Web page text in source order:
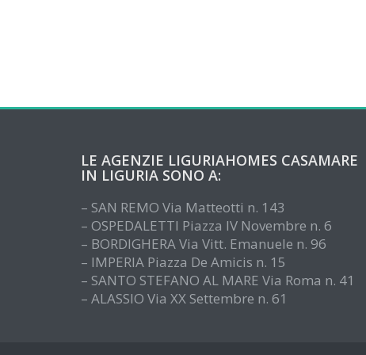
LE AGENZIE LIGURIAHOMES CASAMARE
IN LIGURIA SONO A:
– SAN REMO Via Matteotti n. 143
– OSPEDALETTI Piazza IV Novembre n. 6
– BORDIGHERA Via Vitt. Emanuele n. 96
– IMPERIA Piazza De Amicis n. 15
– SANTO STEFANO AL MARE Via Roma n. 41
– ALASSIO Via XX Settembre n. 61